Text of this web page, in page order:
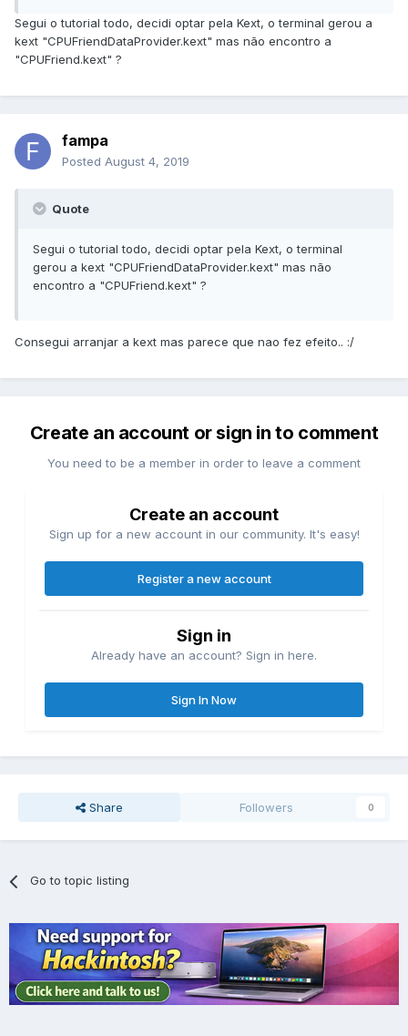
Segui o tutorial todo, decidi optar pela Kext, o terminal gerou a
kext "CPUFriendDataProvider.kext" mas não encontro a
"CPUFriend.kext" ?
fampa
Posted August 4, 2019
Quote
Segui o tutorial todo, decidi optar pela Kext, o terminal
gerou a kext "CPUFriendDataProvider.kext" mas não
encontro a "CPUFriend.kext" ?
Consegui arranjar a kext mas parece que nao fez efeito.. :/
Create an account or sign in to comment
You need to be a member in order to leave a comment
Create an account
Sign up for a new account in our community. It's easy!
Register a new account
Sign in
Already have an account? Sign in here.
Sign In Now
Share Followers 0
Go to topic listing